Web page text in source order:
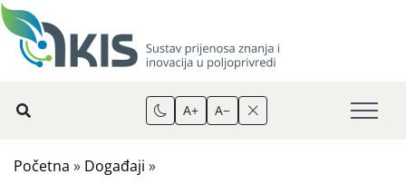
A+ A−
Početna » Događaji »